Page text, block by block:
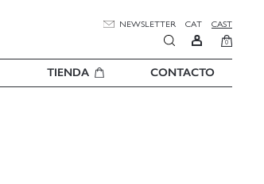
NEWSLETTER CAT CAST
0
TIENDA CONTACTO